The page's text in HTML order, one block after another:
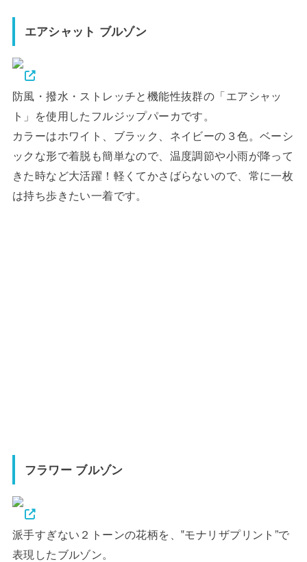
エアシャット ブルゾン
防風・撥水・ストレッチと機能性抜群の「エアシャッ
ト」を使用したフルジップパーカです。
カラーはホワイト、ブラック、ネイビーの３色。ベーシ
ックな形で着脱も簡単なので、温度調節や小雨が降って
きた時など大活躍！軽くてかさばらないので、常に一枚
は持ち歩きたい一着です。
フラワー ブルゾン
派手すぎない２トーンの花柄を、‟モナリザプリント”で
表現したブルゾン。